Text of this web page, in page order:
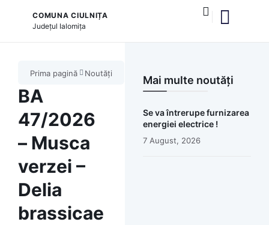
COMUNA CIULNIȚA
Județul Ialomița
Prima pagină Noutăți
BA
47/2026
– Musca
verzei –
Delia
brassicae
Mai multe noutăți
Se va întrerupe furnizarea
energiei electrice !
7 August, 2026